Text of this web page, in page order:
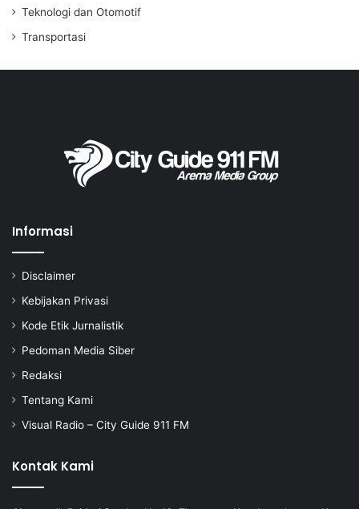
Teknologi dan Otomotif
Transportasi
Informasi
Disclaimer
Kebijakan Privasi
Kode Etik Jurnalistik
Pedoman Media Siber
Redaksi
Tentang Kami
Visual Radio – City Guide 911 FM
Kontak Kami